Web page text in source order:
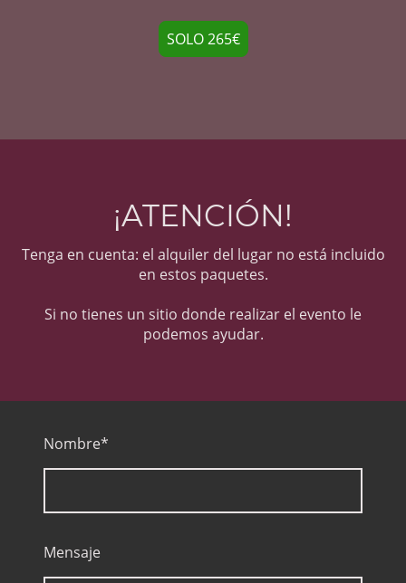
SOLO 265€
¡ATENCIÓN!
Tenga en cuenta: el alquiler del lugar no está incluido
en estos paquetes.
Si no tienes un sitio donde realizar el evento le
podemos ayudar.
Nombre*
Mensaje